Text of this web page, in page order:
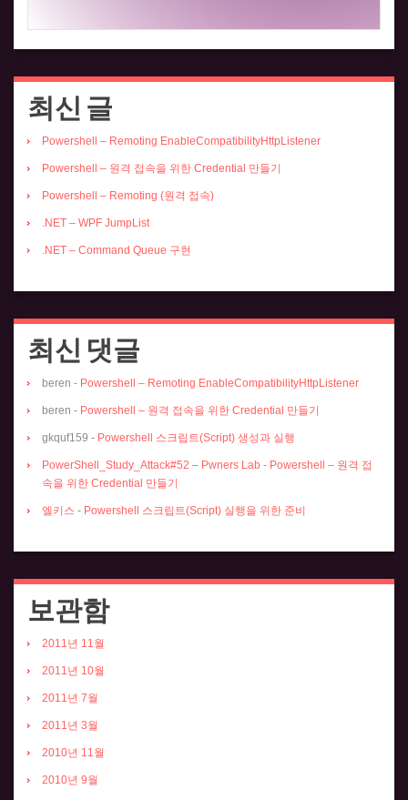
최신 글
Powershell – Remoting EnableCompatibilityHttpListener
Powershell – 원격 접속을 위한 Credential 만들기
Powershell – Remoting (원격 접속)
.NET – WPF JumpList
.NET – Command Queue 구현
최신 댓글
beren - Powershell – Remoting EnableCompatibilityHttpListener
beren - Powershell – 원격 접속을 위한 Credential 만들기
gkquf159 - Powershell 스크립트(Script) 생성과 실행
PowerShell_Study_Attack#52 – Pwners Lab - Powershell – 원격 접
속을 위한 Credential 만들기
엘키스 - Powershell 스크립트(Script) 실행을 위한 준비
보관함
2011년 11월
2011년 10월
2011년 7월
2011년 3월
2010년 11월
2010년 9월